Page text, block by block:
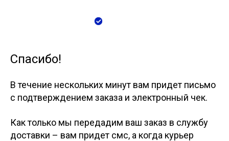
Спасибо!
В течение нескольких минут вам придет письмо
с подтверждением заказа и электронный чек.
Как только мы передадим ваш заказ в службу
доставки – вам придет смс, а когда курьер